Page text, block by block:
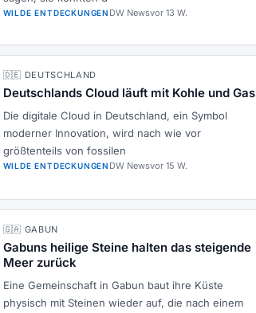
WILDE ENTDECKUNGEN DW Newsvor 13 W.
🇩🇪 DEUTSCHLAND
Deutschlands Cloud läuft mit Kohle und Gas
Die digitale Cloud in Deutschland, ein Symbol
moderner Innovation, wird nach wie vor
größtenteils von fossilen
WILDE ENTDECKUNGEN DW Newsvor 15 W.
🇬🇦 GABUN
Gabuns heilige Steine halten das steigende
Meer zurück
Eine Gemeinschaft in Gabun baut ihre Küste
physisch mit Steinen wieder auf, die nach einem